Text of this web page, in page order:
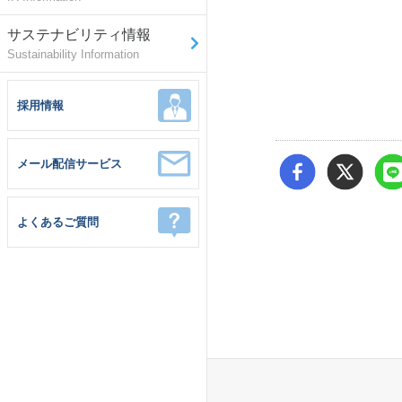
サステナビリティ情報
Sustainability Information
採用情報
メール配信サービス
よくあるご質問